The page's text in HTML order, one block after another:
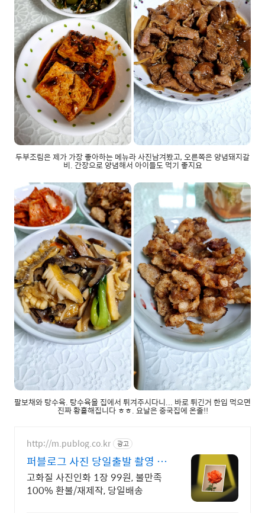
두부조림은 제가 가장 좋아하는 메뉴라 사진남겨봤고, 오른쪽은 양념돼지갈
비. 간장으로 양념해서 아이들도 먹기 좋지요
팔보채와 탕수육. 탕수육을 집에서 튀겨주시다니... 바로 튀긴거 한입 먹으면
진짜 황홀해집니다 ㅎㅎ. 요날은 중국집에 온줄!!
http://m.publog.co.kr 광고
퍼블로그 사진 당일출발 촬영 당
시 색감 그대로
고화질 사진인화 1장 99원, 불만족
100% 환불/재제작, 당일배송